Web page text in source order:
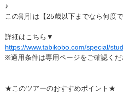
♪
この割引は【25歳以下までなら何度
詳細はこちら▼
https://www.tabikobo.com/special/
※適用条件は専用ページをご確認くだ
★このツアーのおすすめポイント★